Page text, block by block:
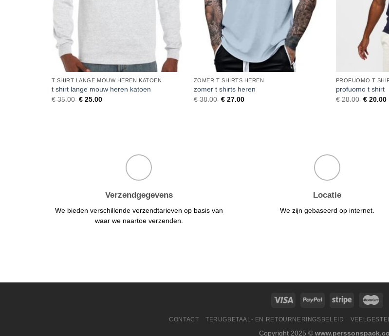
T SHIRT LANGE MOUW HEREN KATOEN
t shirt lange mouw heren katoen
€35.00 € 25.00
ZOMER T SHIRTS HEREN
zomer t shirts heren
€38.00 € 27.00
PROFUOMO T
profuomo t shirt
€28.00 €20.00
Verzendgegevens
We bieden verschillende verzendtarieven op basis van
waar we naartoe verzenden.
Locatie
We zijn gebaseerd op internet.
CONTACT TERUGBETAAL- EN RETOURNERINGSBELEID
Copyright 2025 ©